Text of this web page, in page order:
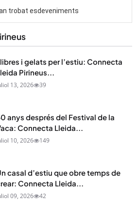
i gelats per l’estiu: Connecta
Pirineus...
13, 2026 39
anys després del Festival de la
Connecta Lleida...
10, 2026 149
casal d’estiu que obre temps de
Connecta Lleida...
09, 2026 42